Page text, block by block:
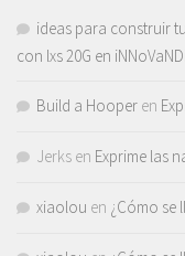
ideas para construir
con lxs 20G en
Build a Hooper en
Jerks en Exprime las
xiaolou en ¿Cómo se